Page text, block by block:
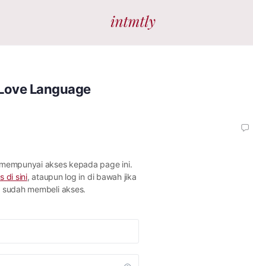
Language
akses kepada page ini.
di sini, ataupun log in di bawah jika
sudah membeli akses.